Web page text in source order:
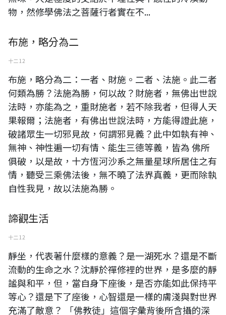
物，然修學佛法之菩薩行者實在不...
布施，略分為二
十二 12
布施，略分為二：一者、財施。二者、法施。此二者
何類為勝？法施為勝，何以故？財施者，無佛出世說
法時，亦能為之，重財施者，若不除我者，但得人天
果報爾；法施者，有佛出世說法時，方能得證此施，
破諸眾生一切邪見故，何謂邪見義？此中如執有神、
無神、神性遍一切有情、能生三德等義，皆為 佛所
俱破，以是故，十方恆河沙系之無量星球所居住之有
情，聽受三乘佛法後，無不曉了法界真義，更而除執
自性我見，故以法施為勝。
諦觀生活
十二 12
靜坐，代表著什麼樣的意義？是一湖死水？還是不斷
流動的生命之水？沈靜於禪修裡的世界，是多麼的靜
謐與和平，但，當自身下座後，是否亦能如此保持平
等心？還是下了座後，心智還是一樣的膚淺與對世界
充滿了敵意？ 「佛教徒」這個字彙背後所含攝的深